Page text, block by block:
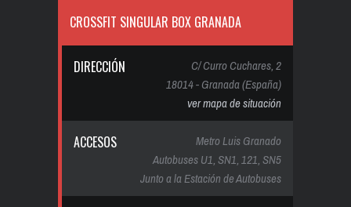
CROSSFIT SINGULAR BOX GRANADA
DIRECCIÓN
C/ Curro Cuchares, 2
18014 - Granada (España)
ver mapa de situación
ACCESOS
Metro Luis Granado
Autobuses U1, SN1, 121, SN5
Junto a la Estación de Autobuses